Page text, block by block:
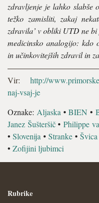
zdravljenje je lahko slabše
težko zamisliti, zakaj
zdravila’ v obliki UTD ne
medicinsko analogijo: kdo
in učinkovitejših zdravil in
Vir: http://
naj-vsaj-je
Oznake: Aljaska •BIEN •
Janez Šušteršič•Philippe
•Slovenija •Stranke •Švica
• Zofijini ljubimci
Rubrike